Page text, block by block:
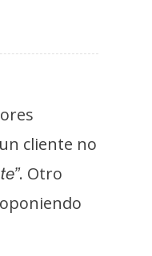
cliente no
. Otro